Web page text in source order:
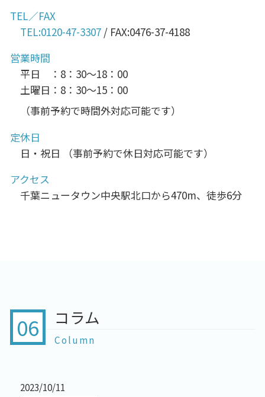
TEL／FAX
TEL:0120-47-3307 / FAX:0476-37-4188
営業時間
平日 ：8：30～18：00
土曜日：8：30～15：00
（事前予約で時間外対応可能です）
定休日
日・祝日 （事前予約で休日対応可能です）
アクセス
千葉ニュータウン中央駅北口から470m、徒歩6分
06 コラム
Column
2023/10/11